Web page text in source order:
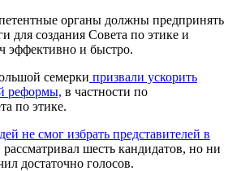
органы должны предпринять
для создания Совета по этике и
эффективно и быстро.
семерки призвали ускорить
реформы, в частности по
по этике.
не смог избрать представителей в
шесть кандидатов, но ни
достаточно голосов.